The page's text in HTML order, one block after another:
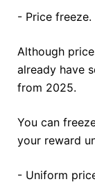
- Price freeze.
Although
already have
from 2025.
You can
your reward
- Uniform